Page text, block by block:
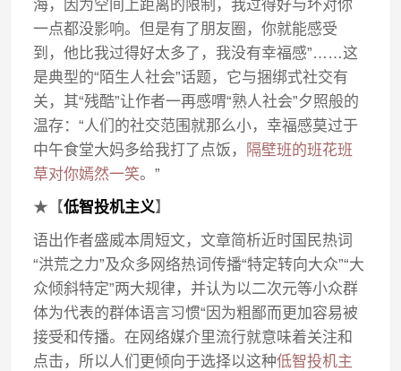
海，因为空间上距离的限制，我过得好与坏对你
一点都没影响。但是有了朋友圈，你就能感受
到，他比我过得好太多了，我没有幸福感”……这
是典型的“陌生人社会”话题，它与捆绑式社交有
关，其“残酷”让作者一再感喟“熟人社会”夕照般的
温存：“人们的社交范围就那么小，幸福感莫过于
中午食堂大妈多给我打了点饭，
隔壁班的班花班
草对你嫣然一笑。”
★【低智投机主义】
语出作者盛威本周短文，文章简析近时国民热词
“洪荒之力”及众多网络热词传播“特定转向大众”“大
众倾斜特定”两大规律，并认为以二次元等小众群
体为代表的群体语言习惯“因为粗鄙而更加容易被
接受和传播。在网络媒介里流行就意味着关注和
点击，所以人们更倾向于选择以这种低智投机主